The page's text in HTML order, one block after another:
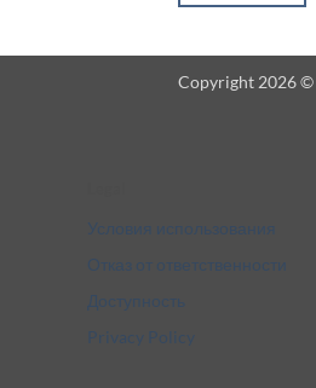
Copyright 2026 ©
Условия использования
Отказ от ответственности
Доступность
Privacy Policy